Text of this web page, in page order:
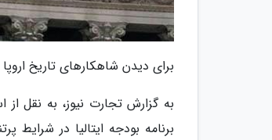
برای دیدن شاهکارهای تاریخ اروپا
به گزارش تجارت نیوز، به نقل
برنامه بودجه ایتالیا در